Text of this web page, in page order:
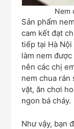
Nem
Sản phẩm
cam kết đạt
tiếp tại Hà
làm nem
nên các chị
nem chua rán
vặt, ăn chơi
ngon bá cháy.
Như vậy, bạn